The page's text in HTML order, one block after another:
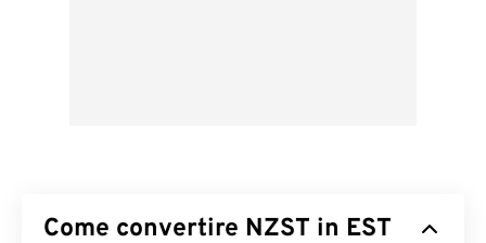
Come convertire NZST in EST